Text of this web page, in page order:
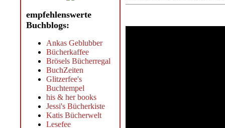
empfehlenswerte
Buchblogs:
Ankas Geblubber
Bücherkaffee
Brösels Bücherregal
BuchZeiten
Glitzerfee's
Buchtempel
his & her books
Jessi's Bücherkiste
Katis Bücherwelt
Lesefee